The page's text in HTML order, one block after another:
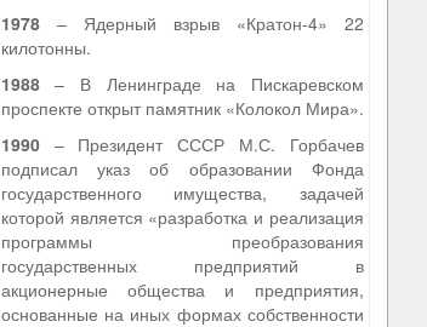
1978– Ядерный взрыв «Кратон-4» 22
килотонны.
1988– В Ленинграде на Пискаревском
проспекте открыт памятник «Колокол Мира».
1990– Президент СССР М.С. Горбачев
подписал указ об образовании Фонда
государственного имущества, задачей
которой является «разработка и реализация
программы преобразования
государственных предприятий в
акционерные общества и предприятия,
основанные на иных формах собственности